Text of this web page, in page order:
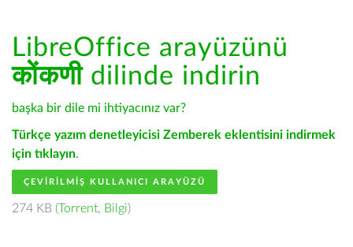
LibreOffice arayüzünü
कोंकणीdilinde indirin
başka bir dile mi ihtiyacınız var?
Türkçe yazım denetleyicisi Zemberek eklentisini indirmek
için tıklayın.
ÇEVIRILMIŞ KULLANICI ARAYÜZÜ
274 KB (Torrent, Bilgi)